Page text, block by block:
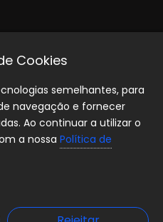
os direitos reservados..
Cookies
semelhantes, para
navegação e fornecer
Ao continuar a utilizar o
a nossa Política de